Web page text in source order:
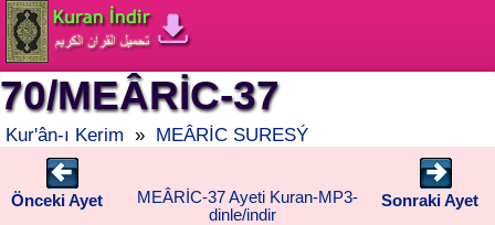
70/MEÂRİC-37
Kur'ân-ı Kerim » MEÂRİC SURESÝ
Önceki Ayet Sonraki Ayet
MEÂRİC-37 Ayeti Kuran-MP3-
dinle/indir